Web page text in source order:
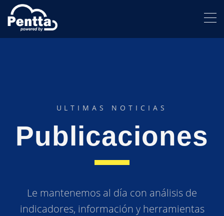
ULTIMAS NOTICIAS
Publicaciones
Le mantenemos al día con análisis de
indicadores, información y herramientas